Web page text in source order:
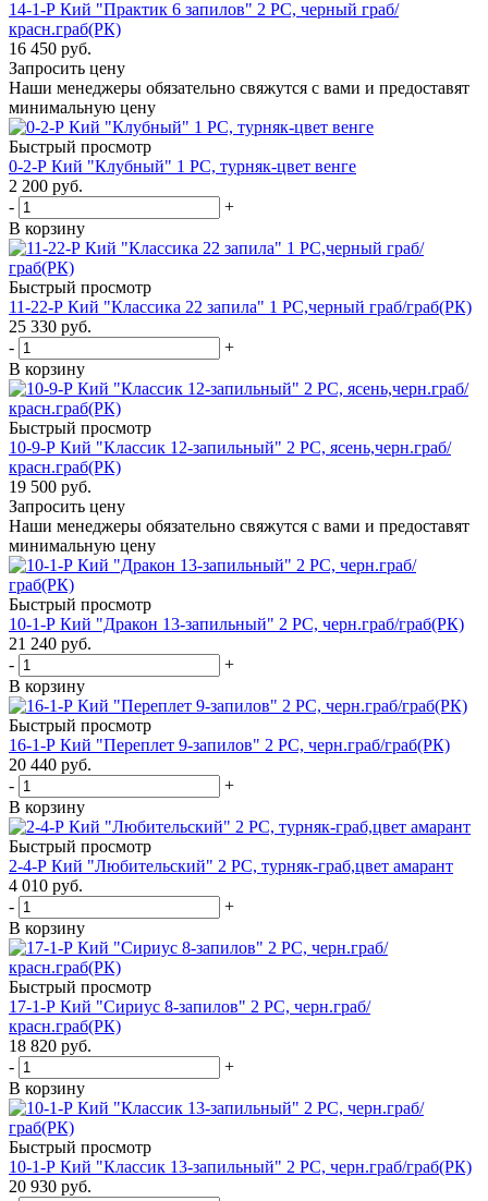
14-1-Р Кий "Практик 6 запилов" 2 РС, черный граб/
красн.граб(РК)
16 450 руб.
Запросить цену
Наши менеджеры обязательно свяжутся с вами и предоставят
минимальную цену
Быстрый просмотр
0-2-Р Кий "Клубный" 1 РС, турняк-цвет венге
2 200 руб.
-
+
В корзину
Быстрый просмотр
11-22-Р Кий "Классика 22 запила" 1 РС,черный граб/граб(РК)
25 330 руб.
-
+
В корзину
Быстрый просмотр
10-9-Р Кий "Классик 12-запильный" 2 РС, ясень,черн.граб/
красн.граб(РК)
19 500 руб.
Запросить цену
Наши менеджеры обязательно свяжутся с вами и предоставят
минимальную цену
Быстрый просмотр
10-1-Р Кий "Дракон 13-запильный" 2 РС, черн.граб/граб(РК)
21 240 руб.
-
+
В корзину
Быстрый просмотр
16-1-Р Кий "Переплет 9-запилов" 2 РС, черн.граб/граб(РК)
20 440 руб.
-
+
В корзину
Быстрый просмотр
2-4-Р Кий "Любительский" 2 РС, турняк-граб,цвет амарант
4 010 руб.
-
+
В корзину
Быстрый просмотр
17-1-Р Кий "Сириус 8-запилов" 2 РС, черн.граб/
красн.граб(РК)
18 820 руб.
-
+
В корзину
Быстрый просмотр
10-1-Р Кий "Классик 13-запильный" 2 РС, черн.граб/граб(РК)
20 930 руб.